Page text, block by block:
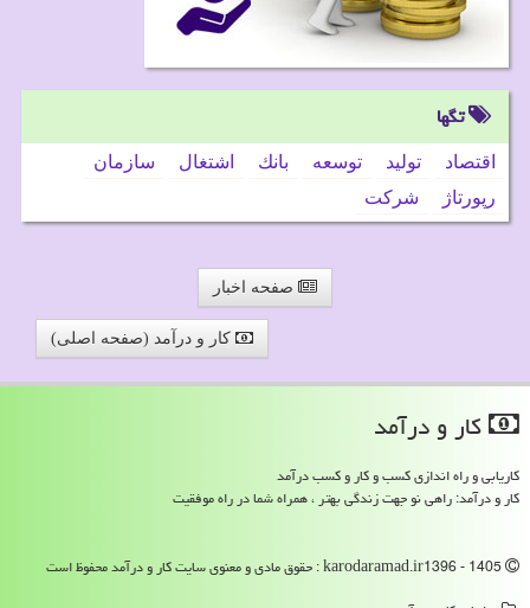
تگها
اقتصاد تولید توسعه بانك اشتغال
سازمان
رپورتاژ
شركت
صفحه اخبار
کار و درآمد (صفحه اصلی)
كار و درآمد
کاریابی و راه اندازی کسب و کار و کسب درآمد
کار و درآمد: راهی نو جهت زندگی بهتر ، همراه شما در راه موفقیت